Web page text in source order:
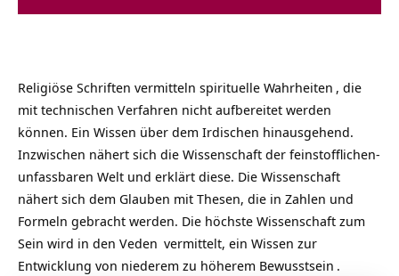
Religiöse Schriften vermitteln spirituelle Wahrheiten , die
mit technischen Verfahren nicht aufbereitet werden
können. Ein Wissen über dem Irdischen hinausgehend.
Inzwischen nähert sich die Wissenschaft der feinstofflichen-
unfassbaren Welt und erklärt diese. Die Wissenschaft
nähert sich dem Glauben mit Thesen, die in Zahlen und
Formeln gebracht werden. Die höchste Wissenschaft zum
Sein wird in den Veden vermittelt, ein Wissen zur
Entwicklung von niederem zu höherem Bewusstsein .